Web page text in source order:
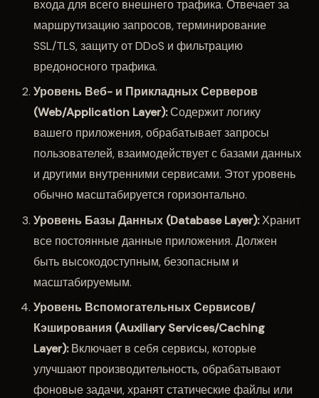
входа для всего внешнего трафика. Отвечает за
маршрутизацию запросов, терминирование
SSL/TLS, защиту от DDoS и фильтрацию
вредоносного трафика.
Уровень Веб- и Прикладных Серверов
(Web/Application Layer):Содержит логику
вашего приложения, обрабатывает запросы
пользователей, взаимодействует с базами данных
и другими внутренними сервисами. Этот уровень
обычно масштабируется горизонтально.
Уровень Базы Данных (Database Layer):Хранит
все постоянные данные приложения. Должен
быть высокодоступным, безопасным и
масштабируемым.
Уровень Вспомогательных Сервисов/
Кэширования (Auxiliary Services/Caching
Layer):Включает в себя сервисы, которые
улучшают производительность, обрабатывают
фоновые задачи, хранят статические файлы или